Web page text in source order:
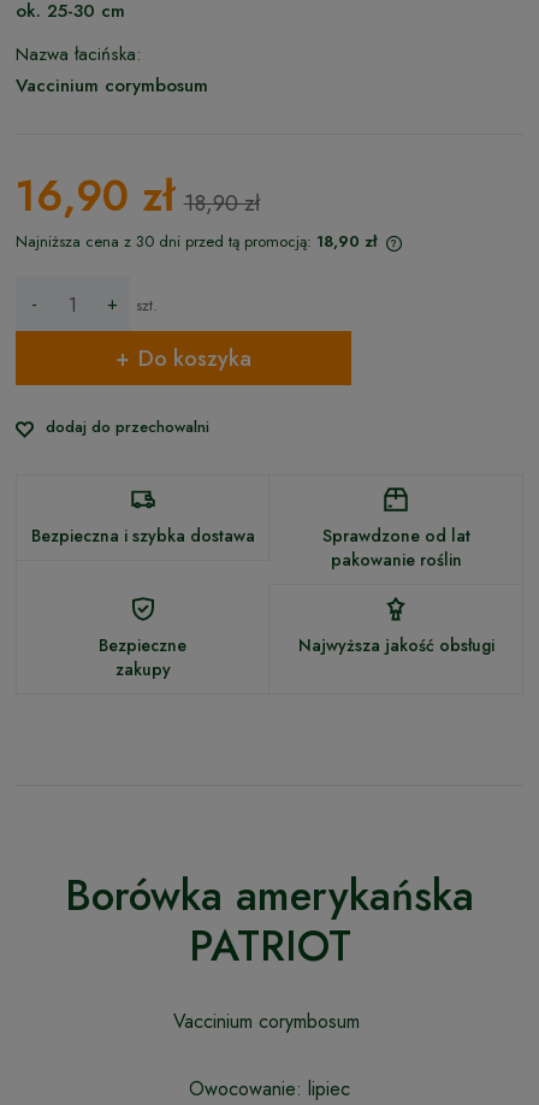
ok. 25-30 cm
Nazwa łacińska:
Vaccinium corymbosum
16,90 zł 18,90 zł
Najniższa cena z 30 dni przed tą promocją: 18,90 zł
- + szt.
Do koszyka
dodaj do przechowalni
Bezpieczna i szybka dostawa
Sprawdzone od lat
pakowanie roślin
Bezpieczne
zakupy
Najwyższa jakość obsługi
Borówka amerykańska
PATRIOT
Vaccinium corymbosum
Owocowanie: lipiec